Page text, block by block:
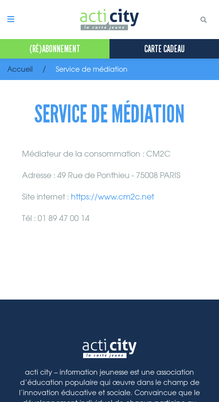
(RÉ)ABONNEMENT CARTE CADEAU
Accueil Service de médiation
SERVICE DE MÉDIATION
Médiateur de la consommation : CM2C
Adresse : 49 Rue de Ponthieu - 75008 PARIS
Site internet : https://www.cm2c.net
Tél : 01 89 47 00 14
acti city – information jeunesse est une association
d’éducation populaire qui œuvre dans le champ de
l’innovation éducative et sociale. Convaincue que le